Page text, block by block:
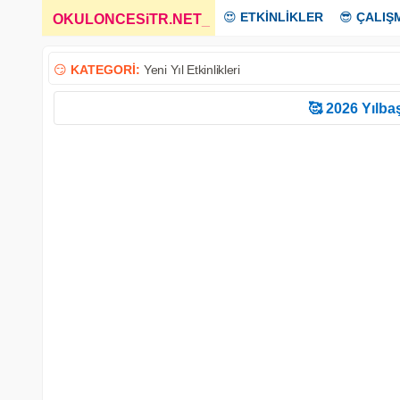
OKULONCESiTR.NET 😍 ETKİNLİKLER 😎
😏 KATEGORİ: Yeni Yıl Etkinlikleri
🥰 2026